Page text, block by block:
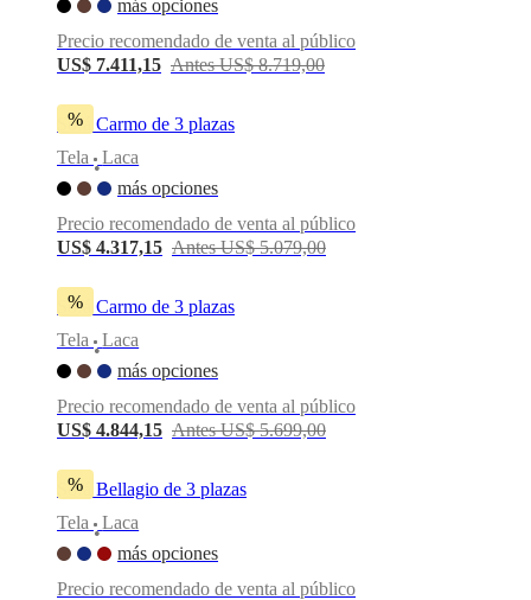
ValoresResponsabilidad
corporativa La
prensa Artesanía
calidadConoce
nuestros
diseñadoresPersonalizaciónCarreraStandards
accesibilidadHazte
franquiciadoProfessionals
Program Projects Articles
más opciones
Precio recomendado de venta al público
US$ 7.411,15 Antes US$ 8.719,00
%
Sofá Carmo de 3 plazas
Tela
•
Laca
más opciones
Precio recomendado de venta al público
US$ 4.317,15 Antes US$ 5.079,00
%
Sofá Carmo de 3 plazas
Tela
•
Laca
más opciones
Precio recomendado de venta al público
US$ 4.844,15 Antes US$ 5.699,00
%
Sofá Bellagio de 3 plazas
Tela
•
Laca
más opciones
Precio recomendado de venta al público